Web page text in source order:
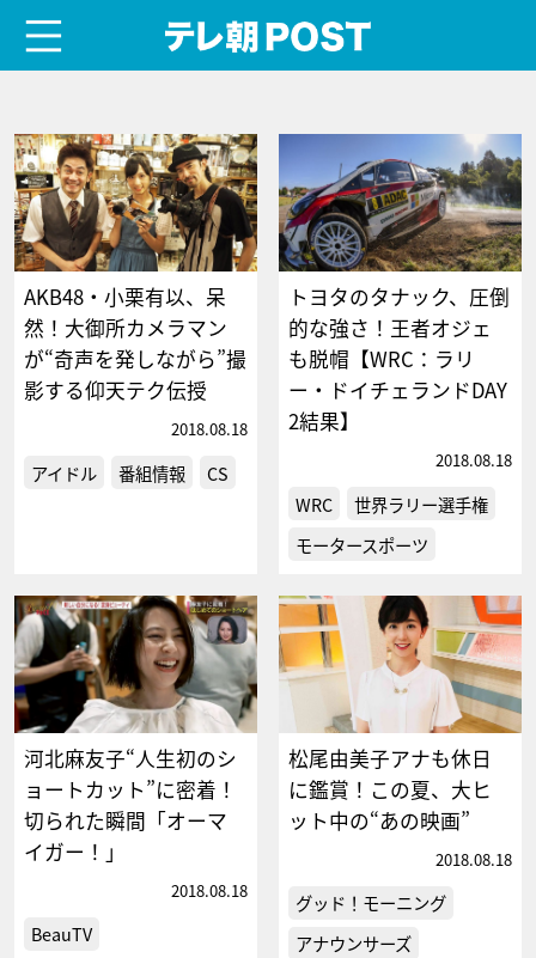
AKB48・小栗有以、呆
然！大御所カメラマン
が“奇声を発しながら”撮
影する仰天テク伝授
2018.08.18
アイドル 番組情報 CS
トヨタのタナック、圧倒
的な強さ！王者オジェ
も脱帽【WRC：ラリ
ー・ドイチェランドDAY
2結果】
2018.08.18
WRC
世界ラリー選手権
モータースポーツ
河北麻友子“人生初のシ
ョートカット”に密着！
切られた瞬間「オーマ
イガー！」
2018.08.18
BeauTV
松尾由美子アナも休日
に鑑賞！この夏、大ヒ
ット中の“あの映画”
2018.08.18
グッド！モーニング
アナウンサーズ